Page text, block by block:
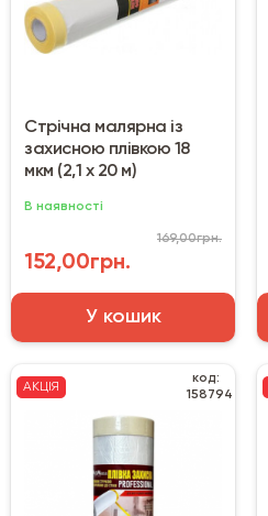
Стрічна малярна із
захисною плівкою 18
мкм (2,1 х 20 м)
В наявності
152,00грн.
169,00грн.
У кошик
АКЦІЯ
код:
158794